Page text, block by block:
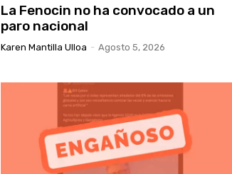
La Fenocin no ha convocado a un
paro nacional
Karen Mantilla Ulloa - Agosto 5, 2026